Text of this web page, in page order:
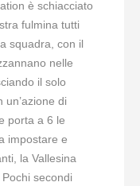
è schiacciato
fulmina tutti
squadra, con il
nelle
il solo
di
porta a 6 le
impostare e
la Vallesina
secondi